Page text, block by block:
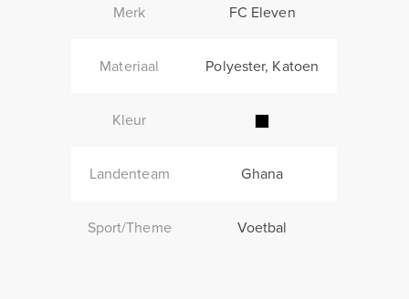
Merk FC Eleven
Materiaal Polyester, Katoen
Kleur
Landenteam Ghana
Sport/Theme Voetbal